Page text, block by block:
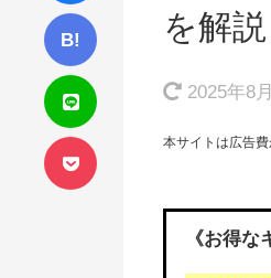
B!
を解説
2025年8
本サイトは広告費
《お得な